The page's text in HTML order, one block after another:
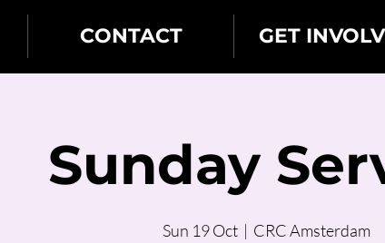
CONTACT GET
Sunday
Sun 19 Oct
  |
CRC Amsterdam